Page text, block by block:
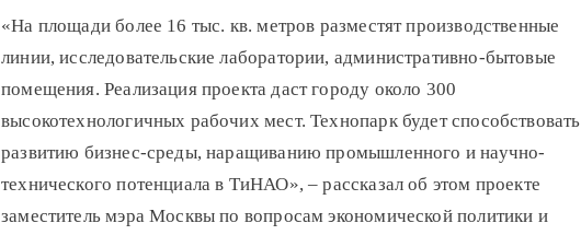
«На площади более 16 тыс. кв. метров разместят производственные
линии, исследовательские лаборатории, административно-бытовые
помещения. Реализация проекта даст городу около 300
высокотехнологичных рабочих мест. Технопарк будет способствовать
развитию бизнес-среды, наращиванию промышленного и научно-
технического потенциала в ТиНАО», – рассказал об этом проекте
заместитель мэра Москвы по вопросам экономической политики и